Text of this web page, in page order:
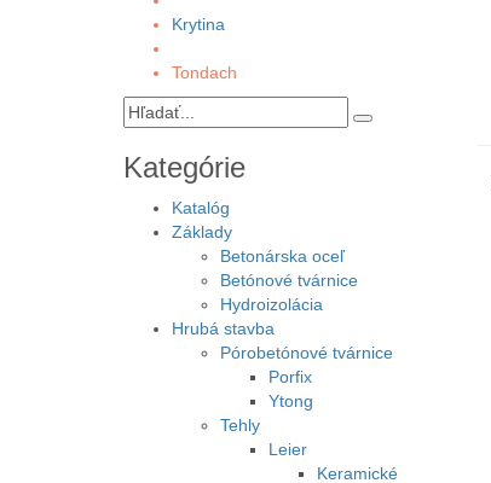
Krytina
Tondach
Kategórie
Katalóg
Základy
Betonárska oceľ
Betónové tvárnice
Hydroizolácia
Hrubá stavba
Pórobetónové tvárnice
Porfix
Ytong
Tehly
Leier
Keramické